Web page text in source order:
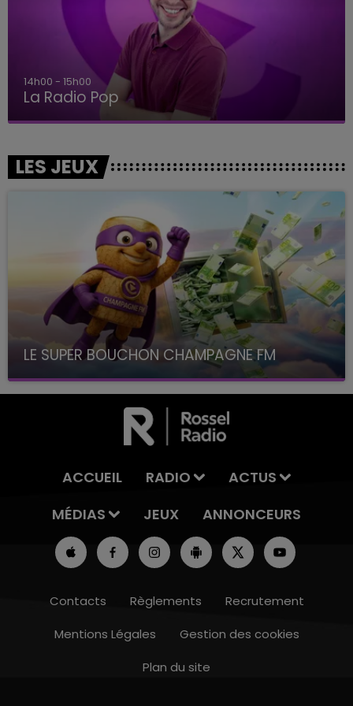
10h00 - 14h00
14h00 - 15h00
La Radio Pop
LES JEUX
LE SUPER BOUCHON CHAMPAGNE FM
avec La Famille Champagne FM, à 8H10
ACCUEIL RADIO
ACTUS
MÉDIAS
JEUX ANNONCEURS
Contacts Règlements
Recrutement
Mentions Légales
Gestion des cookies
Plan du site